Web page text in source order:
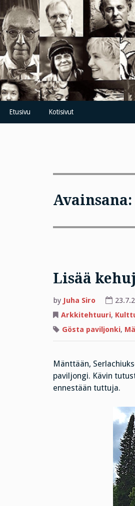
Skip
to
content
Etusivu Kotisivut
Avainsana:
Lisää
by Juha Siro
Arkkitehtuuri,
Gösta paviljonki,
Mänttään,
paviljongi. Kävin
ennestään tuttuja.